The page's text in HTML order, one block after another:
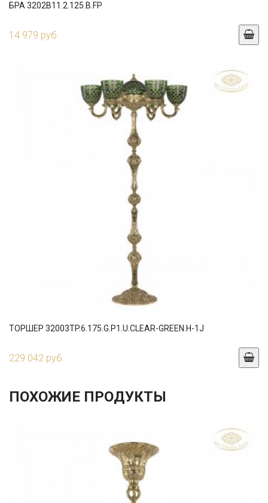
БРА 3202B11.2.125.B.FP
14 979 руб.
ТОРШЕР 32003TP.6.175.G.P1.U.CLEAR-GREEN.H-1J
229 042 руб.
ПОХОЖИЕ ПРОДУКТЫ